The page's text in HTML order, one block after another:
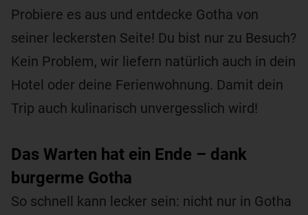
Probiere es aus und entdecke Gotha von
seiner leckersten Seite! Du bist nur zu Besuch?
Kein Problem, wir liefern natürlich auch in dein
Hotel oder deine Ferienwohnung. Damit dein
Trip auch kulinarisch unvergesslich wird!
Das Warten hat ein Ende – dank
burgerme Gotha
So schnell kann lecker sein: nicht nur in Gotha